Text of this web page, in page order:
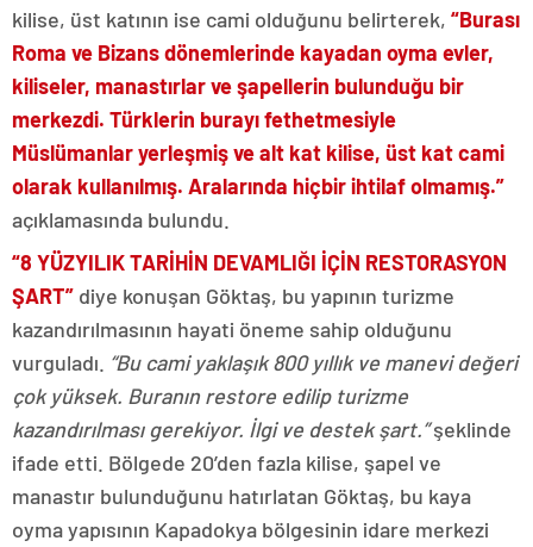
kilise, üst katının ise cami olduğunu belirterek, “Burası
Roma ve Bizans dönemlerinde kayadan oyma evler,
kiliseler, manastırlar ve şapellerin bulunduğu bir
merkezdi. Türklerin burayı fethetmesiyle
Müslümanlar yerleşmiş ve alt kat kilise, üst kat cami
olarak kullanılmış. Aralarında hiçbir ihtilaf olmamış.”
açıklamasında bulundu.
“8 YÜZYILIK TARİHİN DEVAMLIĞI İÇİN RESTORASYON
ŞART” diye konuşan Göktaş, bu yapının turizme
kazandırılmasının hayati öneme sahip olduğunu
vurguladı. “Bu cami yaklaşık 800 yıllık ve manevi değeri
çok yüksek. Buranın restore edilip turizme
kazandırılması gerekiyor. İlgi ve destek şart.”şeklinde
ifade etti. Bölgede 20’den fazla kilise, şapel ve
manastır bulunduğunu hatırlatan Göktaş, bu kaya
oyma yapısının Kapadokya bölgesinin idare merkezi